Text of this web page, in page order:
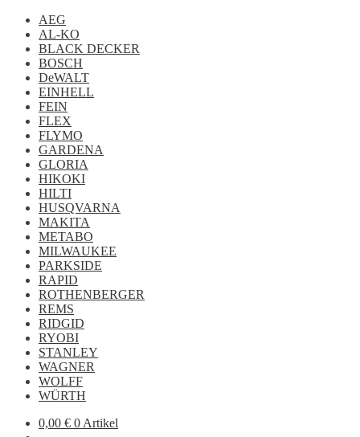
AEG
AL-KO
BLACK DECKER
BOSCH
DeWALT
EINHELL
FEIN
FLEX
FLYMO
GARDENA
GLORIA
HIKOKI
HILTI
HUSQVARNA
MAKITA
METABO
MILWAUKEE
PARKSIDE
RAPID
ROTHENBERGER
REMS
RIDGID
RYOBI
STANLEY
WAGNER
WOLFF
WÜRTH
0,00 € 0 Artikel